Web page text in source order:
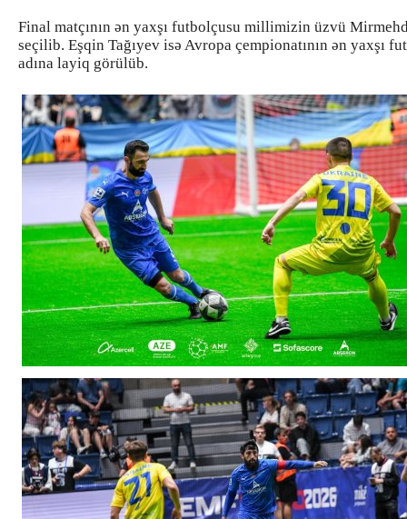
Final matçının ən yaxşı futbolçusu millimizin üzvü
seçilib. Eşqin Tağıyev isə Avropa çempionatının ən yaxşı
adına layiq görülüb.